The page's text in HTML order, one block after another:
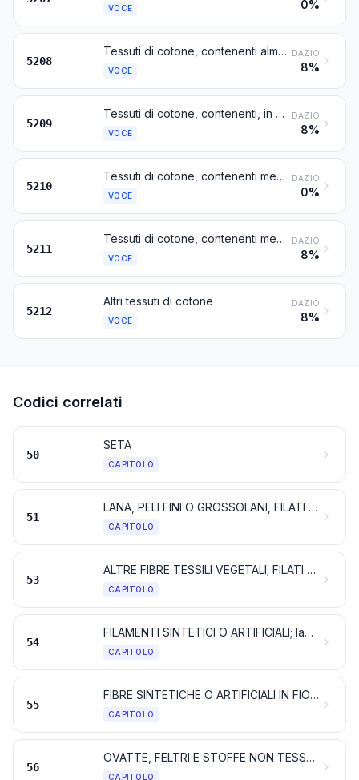
VOCE 0%
5208
Tessuti di cotone, contenenti almeno 85 %, in peso, di cotone, di peso inferiore o uguale a 200 g/m²
VOCE
DAZIO
8%
5209
Tessuti di cotone, contenenti, in peso, almeno 85 % di cotone, di peso superiore a 200 g/m²
VOCE
DAZIO
8%
5210
Tessuti di cotone, contenenti meno di 85 %, in peso, di cotone, misti principalmente o unicamente con fibre sintetiche o artificiali, di peso inferiore o uguale a 200 g/m²
VOCE
DAZIO
0%
5211
Tessuti di cotone, contenenti meno di 85 %, in peso, di cotone, misti principalmente o unicamente con fibre sintetiche o artificiali, di peso superiore a 200 g/m²
VOCE
DAZIO
8%
5212
Altri tessuti di cotone
VOCE
DAZIO
8%
Codici correlati
50
SETA
CAPITOLO
51
LANA, PELI FINI O GROSSOLANI, FILATI E TESSUTI DI CRINE
CAPITOLO
53
ALTRE FIBRE TESSILI VEGETALI; FILATI DI CARTA E TESSUTI DI FILATI DI CARTA
CAPITOLO
54
FILAMENTI SINTETICI O ARTIFICIALI; lamelle e forme simili di materie tessili sintetiche o artificiali
CAPITOLO
55
FIBRE SINTETICHE O ARTIFICIALI IN FIOCCO
CAPITOLO
56
OVATTE, FELTRI E STOFFE NON TESSUTE; FILATI SPECIALI; SPAGO, CORDE E FUNI; MANUFATTI DI CORDERIA
CAPITOLO